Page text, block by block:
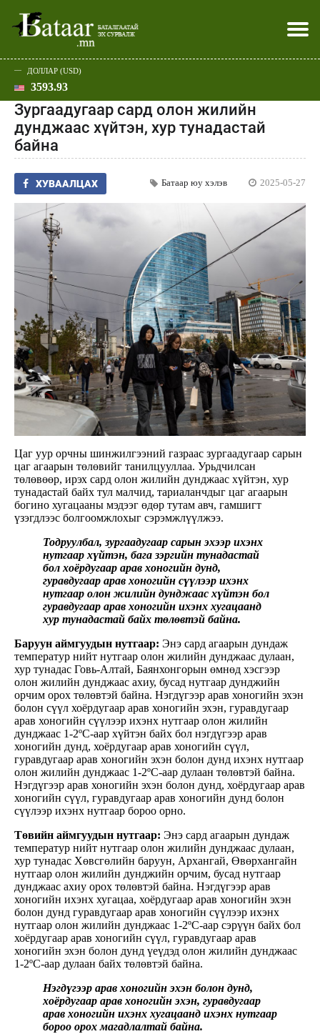
Эхлэл
Улс төр
Нийгэм
Эдийн засаг
Дэлхий
Спорт
Шар
Батаар юу хэлэв
Хэвлэл мэдээллээр
ДОЛЛАР (USD)
3593.93
Зургаадугаар сард олон жилийн
дунджаас хүйтэн, хур тунадастай
байна
ХУВААЛЦАХ Батаар юу хэлэв 2025-05-27
Цаг уур орчны шинжилгээний газраас зургаадугаар сарын
цаг агаарын төлөвийг танилцууллаа. Урьдчилсан
төлөвөөр, ирэх сард олон жилийн дунджаас хүйтэн, хур
тунадастай байх тул малчид, тариаланчдыг цаг агаарын
богино хугацааны мэдээг өдөр тутам авч, гамшигт
үзэгдлээс болгоомжлохыг сэрэмжлүүлжээ.
Тодруулбал, зургаадугаар сарын эхээр ихэнх
нутгаар хүйтэн, бага зэргийн тунадастай
бол хоёрдугаар арав хоногийн дунд,
гуравдугаар арав хоногийн сүүлээр ихэнх
нутгаар олон жилийн дунджаас хүйтэн бол
гуравдугаар арав хоногийн ихэнх хугацаанд
хур тунадастай байх төлөвтэй байна.
Баруун аймгуудын нутгаар: Энэ сард агаарын дундаж
температур нийт нутгаар олон жилийн дунджаас дулаан,
хур тунадас Говь-Алтай, Баянхонгорын өмнөд хэсгээр
олон жилийн дунджаас ахиу, бусад нутгаар дунджийн
орчим орох төлөвтэй байна. Нэгдүгээр арав хоногийн эхэн
болон сүүл хоёрдугаар арав хоногийн эхэн, гуравдугаар
арав хоногийн сүүлээр ихэнх нутгаар олон жилийн
дунджаас 1-2ºС-аар хүйтэн байх бол нэгдүгээр арав
хоногийн дунд, хоёрдугаар арав хоногийн сүүл,
гуравдугаар арав хоногийн эхэн болон дунд ихэнх нутгаар
олон жилийн дунджаас 1-2ºС-аар дулаан төлөвтэй байна.
Нэгдүгээр арав хоногийн эхэн болон дунд, хоёрдугаар арав
хоногийн сүүл, гуравдугаар арав хоногийн дунд болон
сүүлээр ихэнх нутгаар бороо орно.
Төвийн аймгуудын нутгаар: Энэ сард агаарын дундаж
температур нийт нутгаар олон жилийн дунджаас дулаан,
хур тунадас Хөвсгөлийн баруун, Архангай, Өвөрхангайн
нутгаар олон жилийн дунджийн орчим, бусад нутгаар
дунджаас ахиу орох төлөвтэй байна. Нэгдүгээр арав
хоногийн ихэнх хугацаа, хоёрдугаар арав хоногийн эхэн
болон дунд гуравдугаар арав хоногийн сүүлээр ихэнх
нутгаар олон жилийн дунджаас 1-2ºС-аар сэрүүн байх бол
хоёрдугаар арав хоногийн сүүл, гуравдугаар арав
хоногийн эхэн болон дунд үеүдэд олон жилийн дунджаас
1-2ºС-аар дулаан байх төлөвтэй байна.
Нэгдүгээр арав хоногийн эхэн болон дунд,
хоёрдугаар арав хоногийн эхэн, гуравдугаар
арав хоногийн ихэнх хугацаанд ихэнх нутгаар
бороо орох магадлалтай байна.